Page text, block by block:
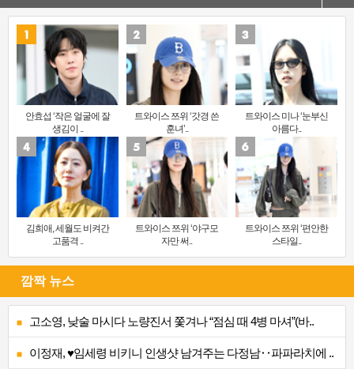
안효섭 ‘작은 얼굴에 잘
생김이 ..
트와이스 쯔위 ‘갓경 쓴
훈녀’..
트와이스 미나 ‘눈부신
아름다..
김희애, 세월도 비켜간
고품격 ..
트와이스 쯔위 ‘야구모
자만 써..
트와이스 쯔위 ‘편안한
스타일..
깜짝 뉴스
고소영, 낮술 마시다 노량진서 쫓겨나 “점심 때 4병 마셔”(바..
이정재, ♥임세령 비키니 인생샷 남겨주는 다정남‥파파라치에 ..